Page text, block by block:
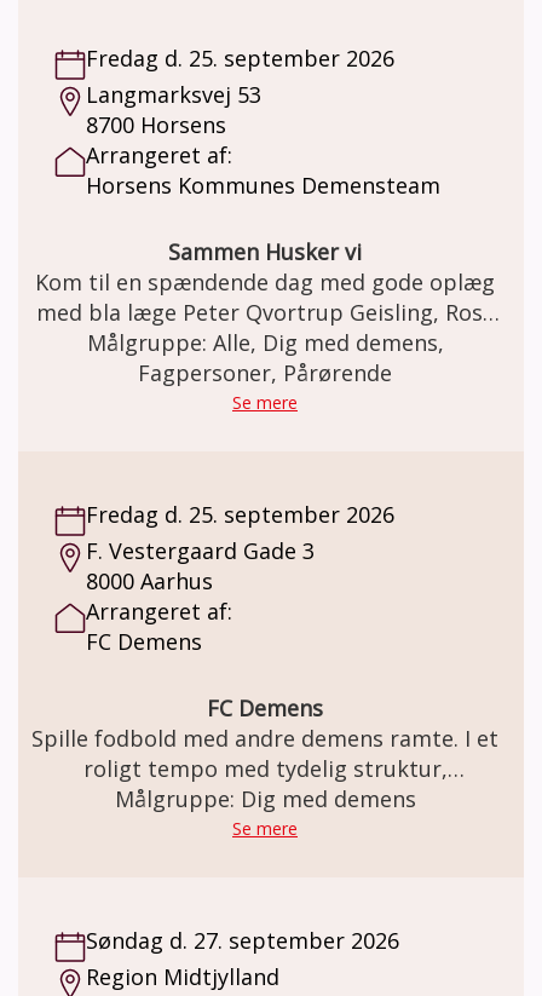
Fredag d. 25. september 2026
Langmarksvej 53
8700 Horsens
Arrangeret af:
Horsens Kommunes Demensteam
Sammen Husker vi
Kom til en spændende dag med gode oplæg
med bla læge Peter Qvortrup Geisling, Rosa
Kildahl og en pårørende.
Målgruppe: Alle, Dig med demens,
Fagpersoner, Pårørende
Se mere
Fredag d. 25. september 2026
F. Vestergaard Gade 3
8000 Aarhus
Arrangeret af:
FC Demens
FC Demens
Spille fodbold med andre demens ramte. I et
roligt tempo med tydelig struktur,
gentagelser, tålmodighed og omsorg. Kom
og være med når FC Demens træner fodbold
fodboldspiller eller aldrig har haft
fodboldstøvlerne på før.
Målgruppe: Dig med demens
Se mere
Søndag d. 27. september 2026
Region Midtjylland